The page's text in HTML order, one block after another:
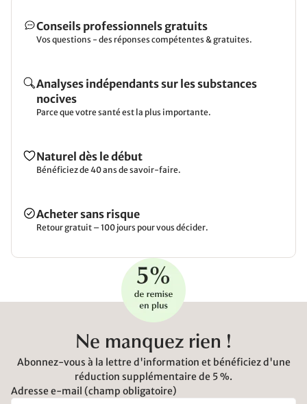
Conseils professionnels gratuits
Vos questions - des réponses compétentes & gratuites.
Analyses indépendants sur les substances
nocives
Parce que votre santé est la plus importante.
Naturel dès le début
Bénéficiez de 40 ans de savoir-faire.
Acheter sans risque
Retour gratuit – 100 jours pour vous décider.
Ne manquez rien !
Abonnez-vous à la lettre d'information et bénéficiez d'une
réduction supplémentaire de 5 %.
Adresse e-mail (champ obligatoire)